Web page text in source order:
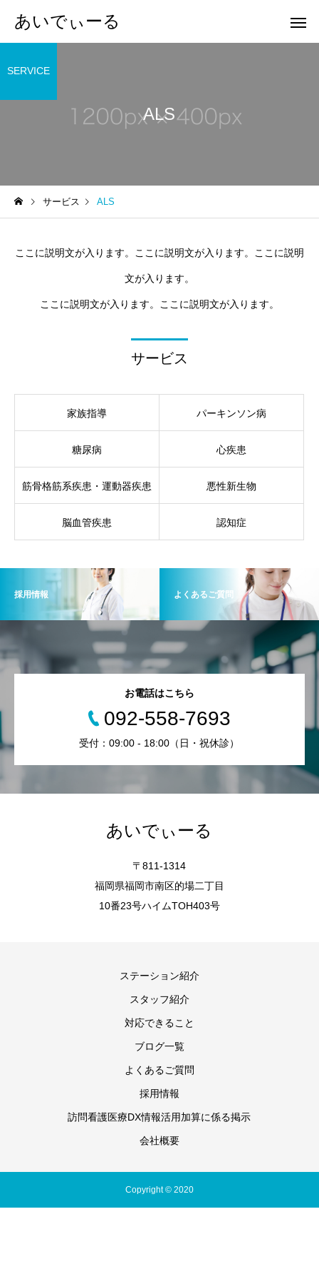
あいでぃーる
器疾患
悪性新生物
対応できる病名や症状につ
訪問看護について
ALS
SERVICE
サービス ALS
ここに説明文が入ります。ここに説明文が入ります。ここに説明
文が入ります。
ここに説明文が入ります。ここに説明文が入ります。
サービス
家族指導 パーキンソン病
糖尿病 心疾患
筋骨格筋系疾患・運動器疾患 悪性新生物
脳血管疾患 認知症
採用情報 よくあるご質問
お電話はこちら
092-558-7693
受付：09:00 - 18:00（日・祝休診）
あいでぃーる
〒811-1314
福岡県福岡市南区的場二丁目
10番23号ハイムTOH403号
ステーション紹介
スタッフ紹介
対応できること
ブログ一覧
よくあるご質問
採用情報
訪問看護医療DX情報活用加算に係る掲示
会社概要
Copyright © 2020